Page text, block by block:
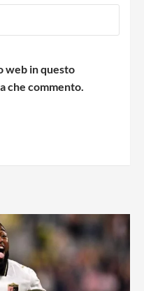
web in questo
che commento.